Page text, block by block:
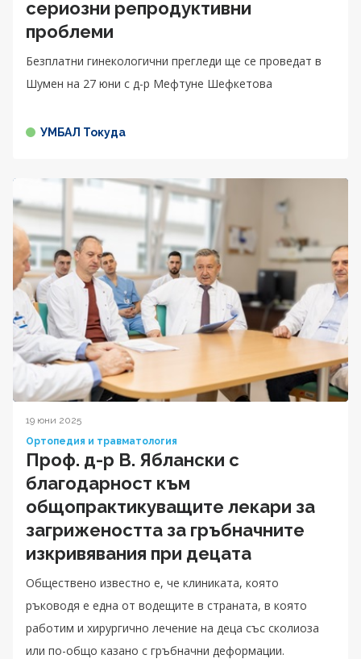
сериозни репродуктивни
проблеми
Безплатни гинекологични прегледи ще се проведат в
Шумен на 27 юни с д-р Мефтуне Шефкетова
УМБАЛ Токуда
19 юни 2025
Ортопедия и травматология
Проф. д-р В. Яблански с
благодарност към
общопрактикуващите лекари за
загрижеността за гръбначните
изкривявания при децата
Обществено известно е, че клиниката, която
ръководя е една от водещите в страната, в която
работим и хирургично лечение на деца със сколиоза
или по-общо казано с гръбначни деформации.